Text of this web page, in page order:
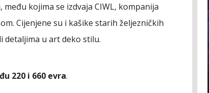
kojima se izdvaja CIWL, kompanija
Cijenjene su i kašike starih željezničkih
detaljima u art deko stilu.
220 i 660 evra.